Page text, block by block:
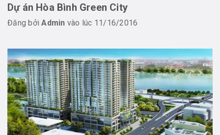
Dự án Hòa Bình Green City
Đăng bởiAdmin vào lúc 11/16/2016